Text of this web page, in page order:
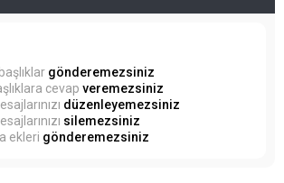
gönderemezsiniz
cevap veremezsiniz
düzenleyemezsiniz
silemezsiniz
ekleri gönderemezsiniz